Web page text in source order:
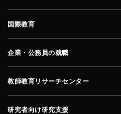
国際教育
企業・公務員の就職
教師教育リサーチセンター
研究者向け研究支援